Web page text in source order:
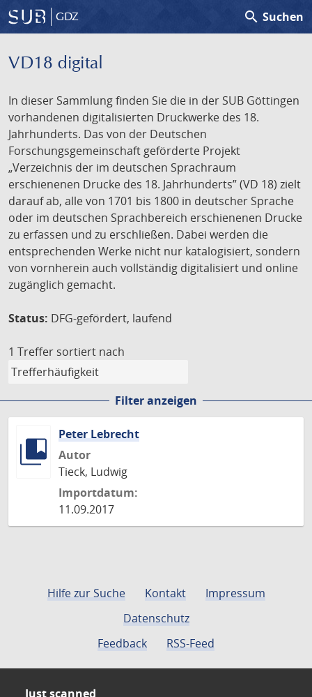
GDZ search Suchen
VD18 digital
In dieser Sammlung finden Sie die in der SUB Göttingen
vorhandenen digitalisierten Druckwerke des 18.
Jahrhunderts. Das von der Deutschen
Forschungsgemeinschaft geförderte Projekt
„Verzeichnis der im deutschen Sprachraum
erschienenen Drucke des 18. Jahrhunderts” (VD 18) zielt
darauf ab, alle von 1701 bis 1800 in deutscher Sprache
oder im deutschen Sprachbereich erschienenen Drucke
zu erfassen und zu erschließen. Dabei werden die
entsprechenden Werke nicht nur katalogisiert, sondern
von vornherein auch vollständig digitalisiert und online
zugänglich gemacht.
Status: DFG-gefördert, laufend
1 Treffer sortiert nach
Filter anzeigen
Peter Lebrecht
Autor
Tieck, Ludwig
Importdatum:
11.09.2017
Hilfe zur Suche Kontakt
Impressum
Datenschutz
Feedback
RSS-Feed
Just scanned